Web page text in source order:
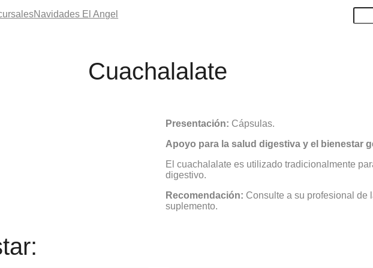
Navidades El Angel
B
u
Cuachalalate
Presentación: Cápsulas.
Apoyo para la salud digestiva y el bienestar
El cuachalalate es utilizado tradicionalmente
digestivo.
Recomendación: Consulte a su profesional de
suplemento.